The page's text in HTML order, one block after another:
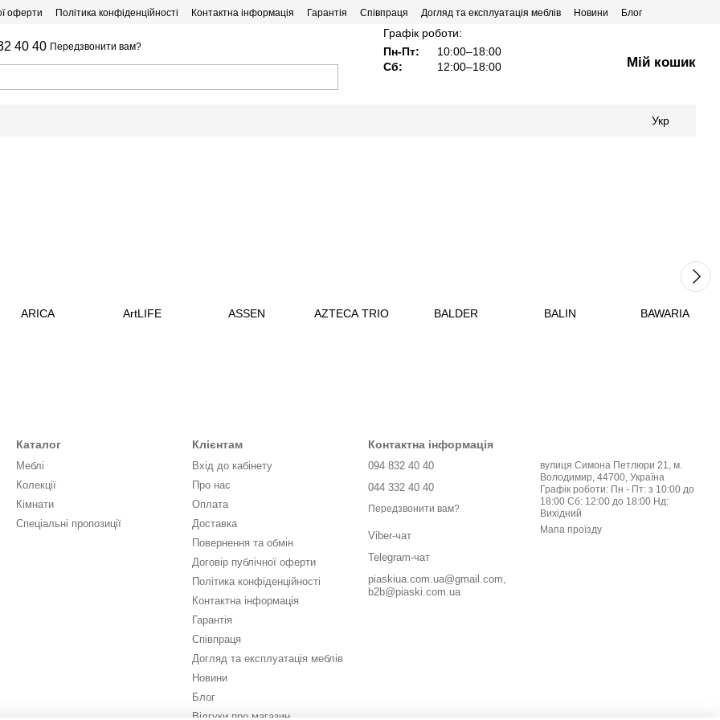
оферти Політика конфіденційності Контактна інформація Гарантія Співпраця Догляд та експлуатація меблів Новини
Блог
40 40 Передзвонити вам?
Графік роботи:
Пн-Пт:
10:00–18:00
Сб:
12:00–18:00 Мій кошик
Укр
ARICA ArtLIFE ASSEN AZTECA TRIO BALDER BALIN BAWARIA
Каталог
Меблі
Колекції
Кімнати
Спеціальні пропозиції
Клієнтам
Вхід до кабінету
Про нас
Оплата
Доставка
Повернення та обмін
Договір публічної оферти
Політика конфіденційності
Контактна інформація
Гарантія
Співпраця
Догляд та експлуатація меблів
Новини
Блог
Відгуки про магазин
Контактна інформація
094 832 40 40
044 332 40 40
Передзвонити вам?
Viber-чат
Telegram-чат
piaskiua.com.ua@gmail.com,
b2b@piaski.com.ua
вулиця Симона Петлюри 21, м.
Володимир, 44700, Україна
Графік роботи: Пн - Пт: з 10:00 до
18:00 Сб: 12:00 до 18:00 Нд:
Вихідний
Мапа проїзду